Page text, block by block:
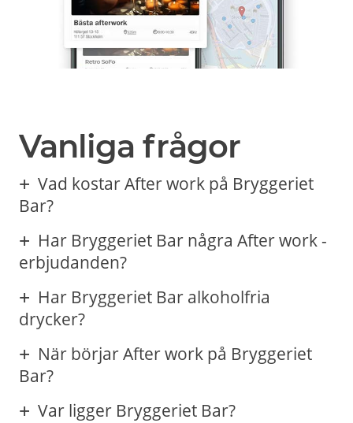
Vanliga frågor
Vad kostar After work på Bryggeriet
Bar?
Har Bryggeriet Bar några After work -
erbjudanden?
Har Bryggeriet Bar alkoholfria
drycker?
När börjar After work på Bryggeriet
Bar?
Var ligger Bryggeriet Bar?